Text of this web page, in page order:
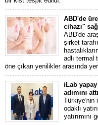
ABD'de
cihazı"
ABD'de
şirket
adlı termal
öne çıkan yenilikler arasında
iLab
adımını attı
Türkiye'nin
odaklı
yatırımını